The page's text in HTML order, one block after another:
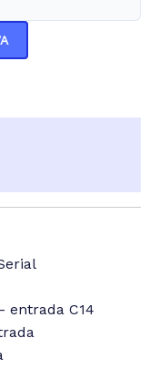
entrada C14